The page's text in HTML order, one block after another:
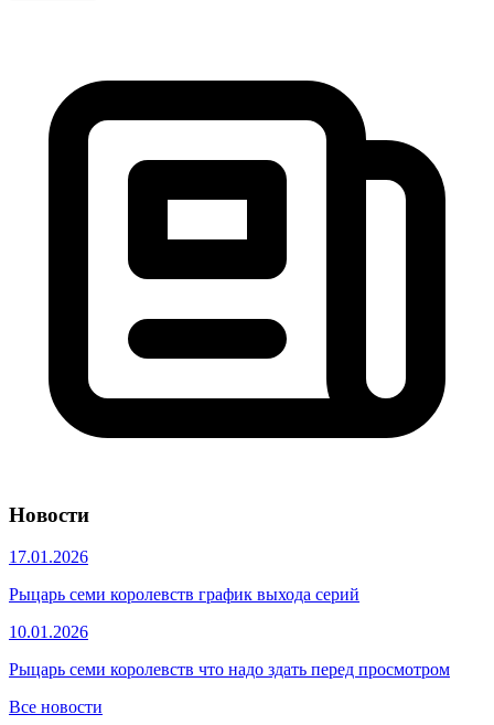
Новости
17.01.2026
Рыцарь семи королевств график выхода серий
10.01.2026
Рыцарь семи королевств что надо здать перед просмотром
Все новости